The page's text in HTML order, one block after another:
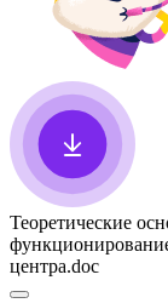
Теоретические
центра.doc